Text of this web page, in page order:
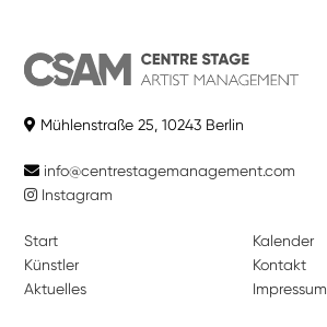
Mühlenstraße 25, 10243 Berlin
info@centrestagemanagement.com
Instagram
Start
Künstler
Aktuelles
Kalender
Kontakt
Impressum